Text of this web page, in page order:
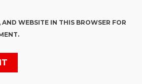
AND WEBSITE IN THIS BROWSER FOR